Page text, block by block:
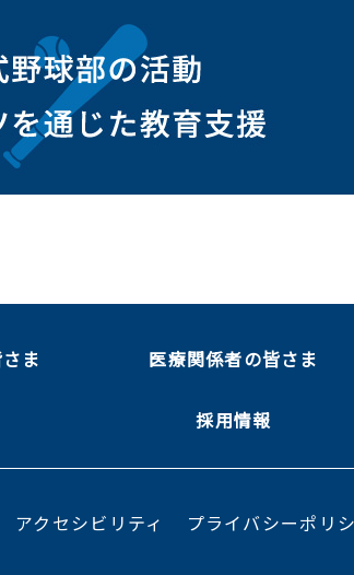
ま 医療関係者の皆さま
採用情報
アクセシビリティ プライバシーポリ